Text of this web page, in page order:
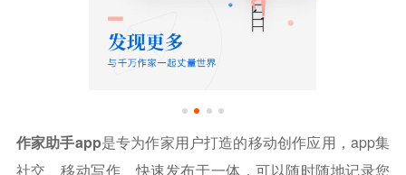
作家助手app是专为作家用户打造的移动创作应用，app集
社交、移动写作、快速发布于一体，可以随时随地记录您